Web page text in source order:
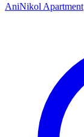
AniNikol Apartment